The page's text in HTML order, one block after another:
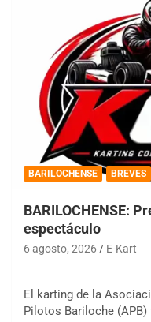
BARILOCHENSE BREVES
BARILOCHENSE:
espectáculo
6 agosto, 2026 E-Kart
El karting de la
Pilotos Bariloche